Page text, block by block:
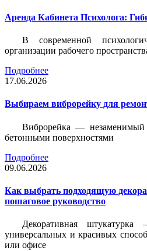
Аренда Кабинета Психолога:
В современной
организации рабочего
Подробнее
17.06.2026
Выбираем виброрейку для
Виброрейка — незаменимый
бетонными поверхностями
Подробнее
09.06.2026
Как выбрать подходящую
пошаговое руководство
Декоративная
универсальных и красивых
или офисе